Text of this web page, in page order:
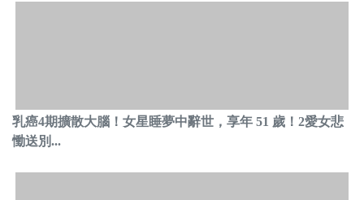
乳癌4期擴散大腦！女星睡夢中辭世，享年 51 歲！2愛女悲
慟送別...